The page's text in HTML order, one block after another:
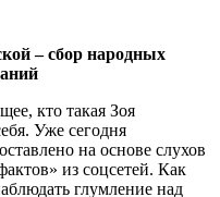
– сбор народных
кто такая Зоя
Уже сегодня
на основе слухов
из соцсетей. Как
глумление над